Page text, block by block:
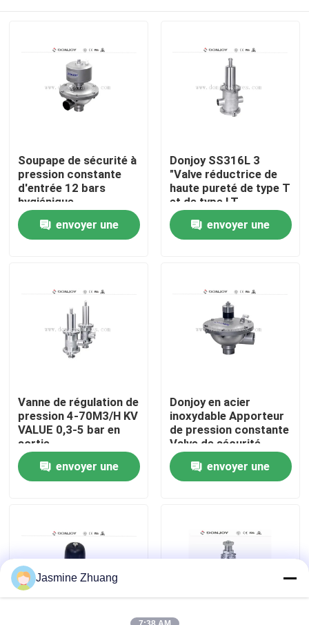
À la maison
À propos de nous
Visite de l'usine
Contrôle de la qualité
Nouvelles
Demandez un devis
Soupape à diaphragme sanitaire
Soupape de sécurité à
pression constante
d'entrée 12 bars
hygiénique
envoyer une
Donjoy SS316L 3
"Valve réductrice de
haute pureté de type T
et de type LT
envoyer une
Vanne de régulation de
pression 4-70M3/H KV
VALUE 0,3-5 bar en
sortie
envoyer une
Donjoy en acier
inoxydable Apporteur
de pression constante
Valve de sécurité
pression de travail de
8 bar
envoyer une
Jasmine Zhuang